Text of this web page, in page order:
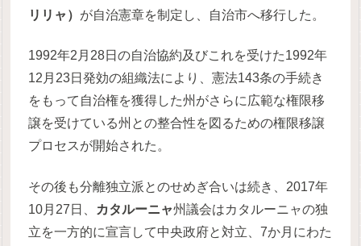
リリャ） が自治憲章を制定し、自治市へ移行した。
1992年2月28日の自治協約及びこれを受けた1992年
12月23日発効の組織法により、憲法143条の手続き
をもって自治権を獲得した州がさらに広範な権限移
譲を受けている州との整合性を図るための権限移譲
プロセスが開始された。
その後も分離独立派とのせめぎ合いは続き、2017年
10月27日、
カタルーニャ州議会はカタルーニャの独
立を一方的に宣言して中央政府と対立、7か月にわた